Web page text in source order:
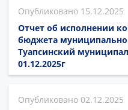
15.12.2025
Отчет об исполнении
бюджета
Туапсинский
01.12.2025г
02.12.2025